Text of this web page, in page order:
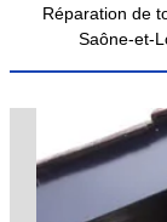
Réparation de
Saône-et-